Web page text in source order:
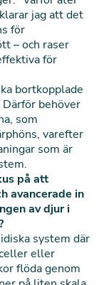
jag att det
för
– och raser
för
bortkopplade
behöver
som
varefter
som är
på att
avancerade in
av djur i
system där
eller
flöda genom